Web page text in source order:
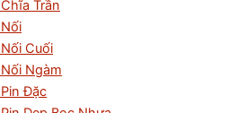
Trần
Cuối
Ngàm
Đặc